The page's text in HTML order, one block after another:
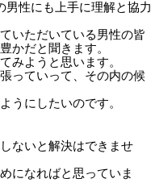
男性にも上手に理解と協力
いただいている男性の皆
かだと聞きます。
みようと思います。
っていって、その内の候
うにしたいのです。
ないと解決はできませ
になればと思っていま